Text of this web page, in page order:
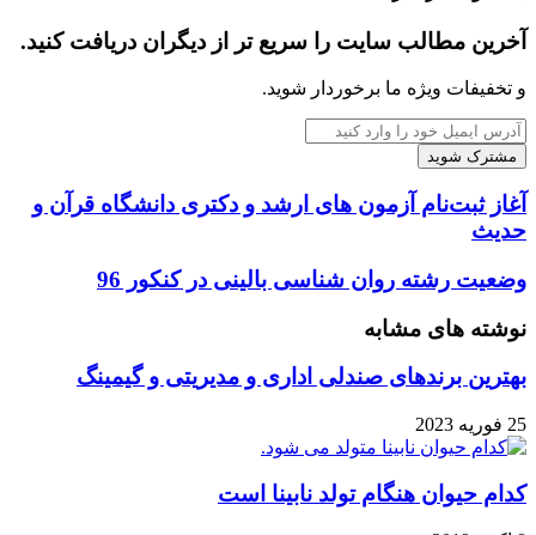
آخرین مطالب سایت را سریع تر از دیگران دریافت کنید.
و تخفیفات ویژه ما برخوردار شوید.
آدرس
ایمیل
خود
را
وارد
کنید
آغاز
ثبت‌نام
آزمون
ارشد
دکتری
قرآن
حدیث
آغاز ثبت‌نام آزمون های ارشد و دکتری دانشگاه قرآن و
حدیث
وضعیت
رشته
روان
شناسی
بالینی
در
کنکور
96
وضعیت رشته روان شناسی بالینی در کنکور 96
نوشته های مشابه
بهترین برندهای صندلی اداری و مدیریتی و گیمینگ
25 فوریه 2023
کدام حیوان هنگام تولد نابینا است